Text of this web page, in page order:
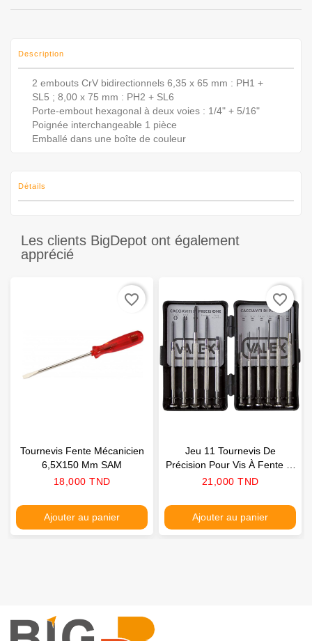
Description
2 embouts CrV bidirectionnels 6,35 x 65 mm : PH1 +
SL5 ; 8,00 x 75 mm : PH2 + SL6
Porte-embout hexagonal à deux voies : 1/4" + 5/16"
Poignée interchangeable 1 pièce
Emballé dans une boîte de couleur
Détails
Les clients BigDepot ont également
apprécié
Tournevis Fente Mécanicien
6,5X150 Mm SAM
Prix
18,000 TND
Ajouter au panier
favorite_border
Jeu 11 Tournevis De
Précision Pour Vis À Fente Et
Philips VALEX
Prix
21,000 TND
Ajouter au panier
favorite_border